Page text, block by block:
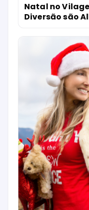
Natal no
Diversão são